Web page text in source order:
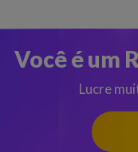
Você é um
Lucre